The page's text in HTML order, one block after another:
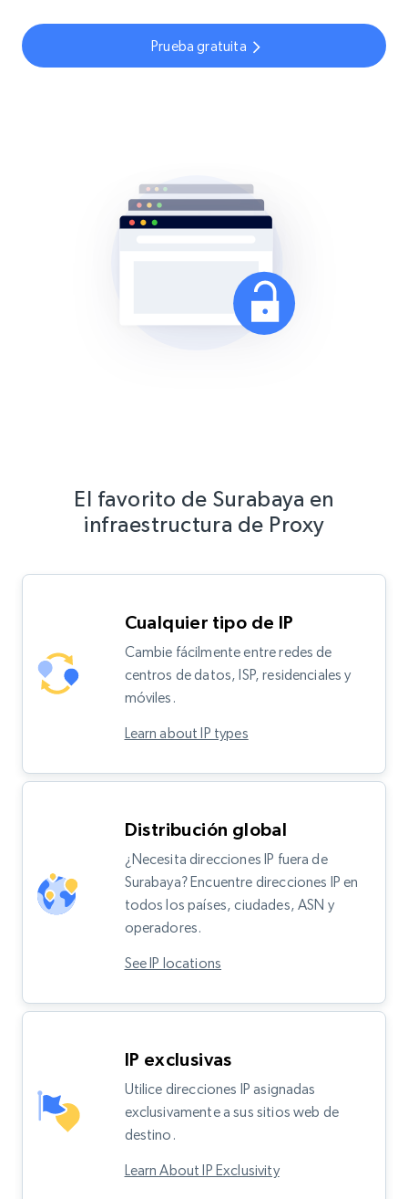
Prueba gratuita
El favorito de Surabaya en
infraestructura de Proxy
Cualquier tipo de IP
Cambie fácilmente entre redes de
centros de datos, ISP, residenciales y
móviles.
Learn about IP types
Distribución global
¿Necesita direcciones IP fuera de
Surabaya? Encuentre direcciones IP en
todos los países, ciudades, ASN y
operadores.
See IP locations
IP exclusivas
Utilice direcciones IP asignadas
exclusivamente a sus sitios web de
destino.
Learn About IP Exclusivity